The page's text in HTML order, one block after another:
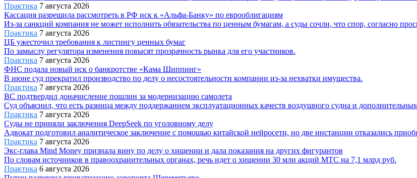
Практика 7 августа 2026
Кассация разрешила рассмотреть в РФ иск к «Альфа-Банку» по еврооблигациям
Из-за санкций компания не может исполнить обязательства по ценным бумагам, а суды сочли, что спор, согласно
Практика 7 августа 2026
ЦБ ужесточил требования к листингу ценных бумаг
По замыслу регулятора изменения повысят прозрачность рынка для его участников.
Практика 7 августа 2026
ФНС подала новый иск о банкротстве «Кама Шиппинг»
В июне суд прекратил производство по делу о несостоятельности компании из-за нехватки имущества.
Практика 7 августа 2026
ВС подтвердил доначисление пошлин за модернизацию самолета
Суд объяснил, что есть разница между поддержанием эксплуатационных качеств воздушного судна и
Практика 7 августа 2026
Суды не приняли заключения DeepSeek по уголовному делу
Адвокат подготовил аналитическое заключение с помощью китайской нейросети, но две инстанции отказались
Практика 7 августа 2026
Экс-глава Mind Money признала вину по делу о хищении и дала показания на других фигурантов
По словам источников в правоохранительных органах, речь идет о хищении 30 млн акций МТС на 7,1 млрд руб.
Практика 6 августа 2026